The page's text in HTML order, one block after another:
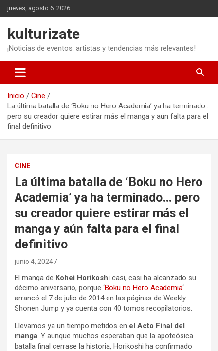
Saltar
al
jueves, agosto 6, 2026
kulturizate
¡Noticias de eventos, artistas y tendencias más relevantes!
Inicio
Cine
La última batalla de ‘Boku no Hero Academia’ ya ha terminado…
pero su creador quiere estirar más el manga y aún falta para el
final definitivo
CINE
La última batalla de ‘Boku no Hero
Academia’ ya ha terminado… pero
su creador quiere estirar más el
manga y aún falta para el final
definitivo
junio 4, 2024
El manga de Kohei Horikoshi casi, casi ha alcanzado su
décimo aniversario, porque ‘Boku no Hero Academia‘
arrancó el 7 de julio de 2014 en las páginas de Weekly
Shonen Jump y ya cuenta con 40 tomos recopilatorios.
Llevamos ya un tiempo metidos en el Acto Final del
manga. Y aunque muchos esperaban que la apoteósica
batalla final cerrase la historia, Horikoshi ha confirmado